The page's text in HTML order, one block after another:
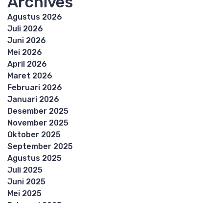
Agustus 2026
Juli 2026
Juni 2026
Mei 2026
April 2026
Maret 2026
Februari 2026
Januari 2026
Desember 2025
November 2025
Oktober 2025
September 2025
Agustus 2025
Juli 2025
Juni 2025
Mei 2025